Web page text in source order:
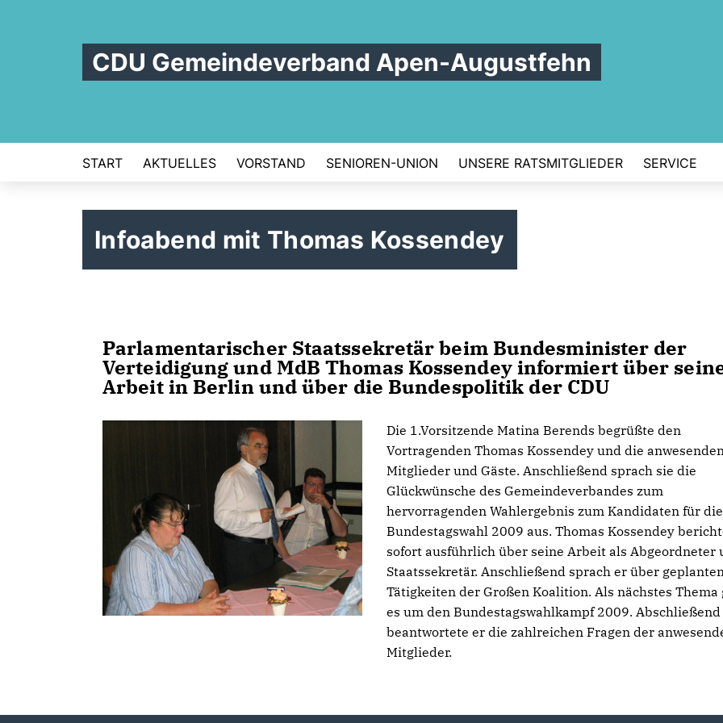
CDU Gemeindeverband Apen-Augustfehn
START AKTUELLES VORSTAND SENIOREN-UNION UNSERE RATSMITGLIEDER SERVICE
Infoabend mit Thomas Kossendey
Parlamentarischer Staatssekretär beim Bundesminister der
Verteidigung und MdB Thomas Kossendey informiert über
Arbeit in Berlin und über die Bundespolitik der CDU
Die 1.Vorsitzende Matina Berends begrüßte den
Vortragenden Thomas Kossendey und die
Mitglieder und Gäste. Anschließend sprach sie die
Glückwünsche des Gemeindeverbandes zum
hervorragenden Wahlergebnis zum Kandidaten für die
Bundestagswahl 2009 aus. Thomas Kossendey
sofort ausführlich über seine Arbeit als Abgeordneter
Staatssekretär. Anschließend sprach er über
Tätigkeiten der Großen Koalition. Als nächstes Thema
es um den Bundestagswahlkampf 2009. Abschließend
beantwortete er die zahlreichen Fragen der
Mitglieder.